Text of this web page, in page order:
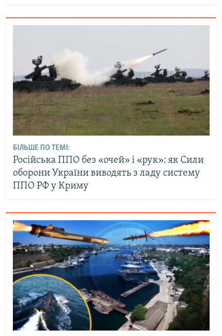
БІЛЬШЕ ПО ТЕМІ:
Російська ППО без «очей» і «рук»: як Сили
оборони України виводять з ладу систему
ППО РФ у Криму